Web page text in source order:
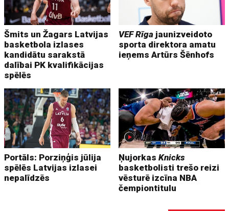
Šmits un Žagars Latvijas
basketbola izlases
kandidātu sarakstā
dalībai PK kvalifikācijas
spēlēs
VEF Rīga jaunizveidoto
sporta direktora amatu
ieņems Artūrs Šēnhofs
Portāls: Porziņģis jūlija
spēlēs Latvijas izlasei
nepalīdzēs
ŅujorkasKnicks
basketbolisti trešo reizi
vēsturē izcīna NBA
čempiontitulu